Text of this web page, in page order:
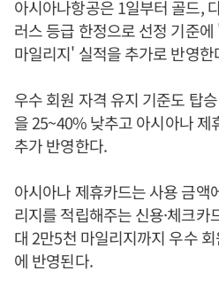
아시아나항공은 1일부터 골드,
러스 등급 한정으로 선정 기준
마일리지' 실적을 추가로 반영한
우수 회원 자격 유지 기준도 탑
을 25~40% 낮추고 아시아나 제
추가 반영한다.
아시아나 제휴카드는 사용 금액
리지를 적립해주는 신용·체크
대 2만5천 마일리지까지 우수
에 반영된다.